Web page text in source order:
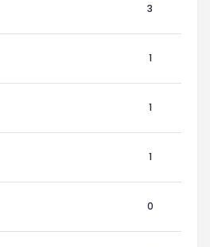
3
1
1
1
0